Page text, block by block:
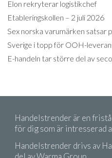
Elon rekryterar logistikchef
Etableringskollen – 2 juli 2026
Sex norska varumärken satsar
Sverige i topp för OOH-
E-handeln tar större del av
Handelstrender är en
för dig som är intresserad
Handelstrender drivs av